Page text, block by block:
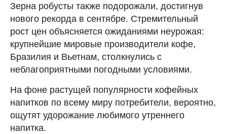
Зерна робусты также подорожали, достигнув
нового рекорда в сентябре. Стремительный
рост цен объясняется ожиданиями неурожая:
крупнейшие мировые производители кофе,
Бразилия и Вьетнам, столкнулись с
неблагоприятными погодными условиями.
На фоне растущей популярности кофейных
напитков по всему миру потребители, вероятно,
ощутят удорожание любимого утреннего
напитка.